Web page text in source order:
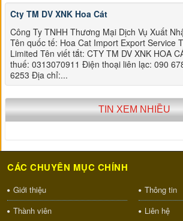
Cty TM DV XNK Hoa Cát
Công Ty TNHH Thương Mại Dịch Vụ Xuất
Tên quốc tế: Hoa Cat Import Export Service
Limited Tên viết tắt: CTY TM DV XNK HOA
thuế: 0313070911 Điện thoại liên lạc: 090
6253 Địa chỉ:...
TIN XEM NHIỀU
CÁC CHUYÊN MỤC CHÍNH
Giới thiệu
Thông tin
Thành viên
Liên hệ